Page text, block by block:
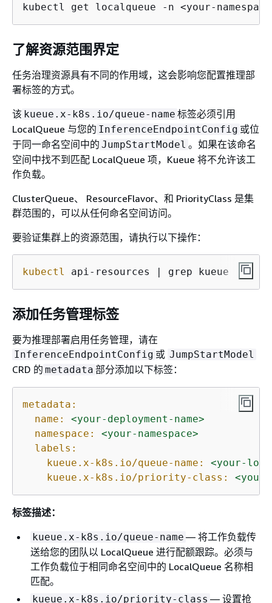
kubectl get localqueue -n <your-
了解资源范围界定
任务治理资源具有不同的作用域，这会影响您配置推理部
署标签的方式。
该 kueue.x-k8s.io/queue-name 标签必须引用
LocalQueue 与您的 InferenceEndpointConfig 或位
于同一命名空间中的 JumpStartModel 。如果在该命名
空间中找不到匹配 LocalQueue 项，Kueue 将不允许该工
作负载。
ClusterQueue、 ResourceFlavor、和 PriorityClass 是集
群范围的，可以从任何命名空间访问。
要验证集群上的资源范围，请执行以下操作：
kubectl api-resources | grep kueue
添加任务管理标签
要为推理部署启用任务管理，请在
InferenceEndpointConfig 或 JumpStartModel
CRD 的 metadata 部分添加以下标签：
metadata:
name:
<your-deployment-name>
namespace:
<your-namespace>
labels:
kueue.x-k8s.io/queue-name:
<your-
kueue.x-k8s.io/priority-class:
标签描述：
kueue.x-k8s.io/queue-name — 将工作负载传
送给您的团队以 LocalQueue 进行配额跟踪。必须与
工作负载位于相同命名空间中的 LocalQueue 名称相
匹配。
kueue.x-k8s.io/priority-class — 设置抢